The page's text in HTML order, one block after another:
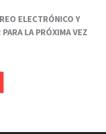
ELECTRÓNICO Y
LA PRÓXIMA VEZ